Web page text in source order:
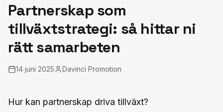
Partnerskap som
tillväxtstrategi: så hittar ni
rätt samarbeten
14 juni 2025 Davinci Promotion
Hur kan partnerskap driva tillväxt?